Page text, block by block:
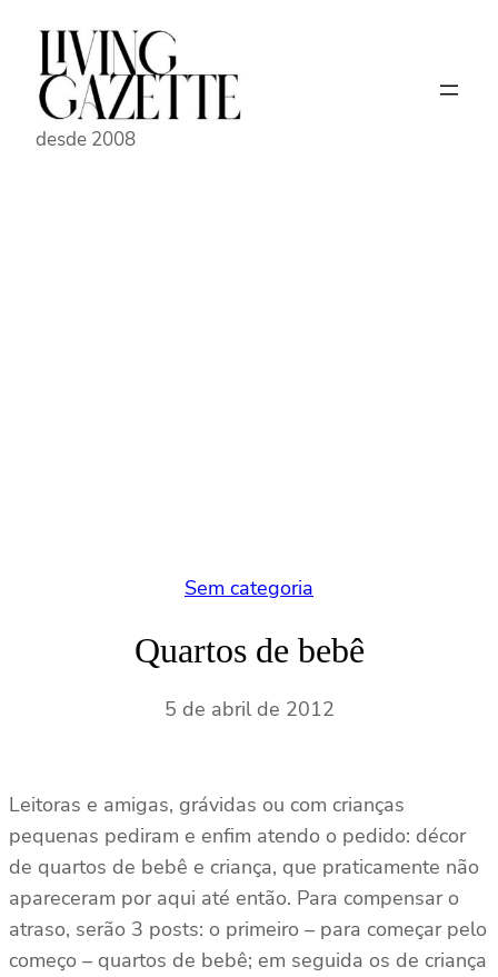
Pular
conteúdo
desde 2008
Sem categoria
Quartos de bebê
5 de abril de 2012
Leitoras e amigas, grávidas ou com crianças
pequenas pediram e enfim atendo o pedido: décor
de quartos de bebê e criança, que praticamente não
apareceram por aqui até então. Para compensar o
atraso, serão 3 posts: o primeiro – para começar pelo
começo – quartos de bebê; em seguida os de criança